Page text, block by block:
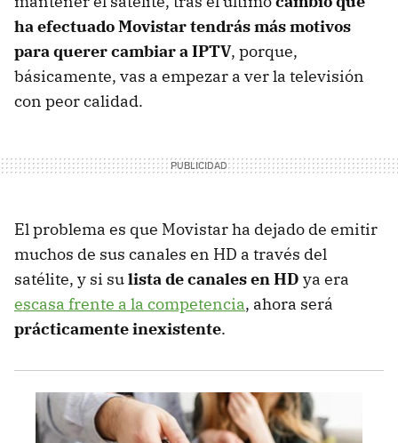
ha efectuado Movistar tendrás más motivos
para querer cambiar a IPTV, porque,
básicamente, vas a empezar a ver la televisión
con peor calidad.
El problema es que Movistar ha dejado de emitir
muchos de sus canales en HD a través del
satélite, y si sulista de canales en HD ya era
escasa frente a la competencia, ahora será
prácticamente inexistente.